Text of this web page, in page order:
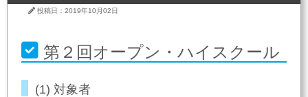
投稿日：2019年10月02日
第２回オープン・ハイスクール
(1) 対象者